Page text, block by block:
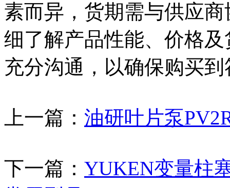
素而异，货期需与供应
细了解产品性能、价格
充分沟通，以确保购买
上一篇： 油研叶片泵
下一篇： YUKEN变量柱